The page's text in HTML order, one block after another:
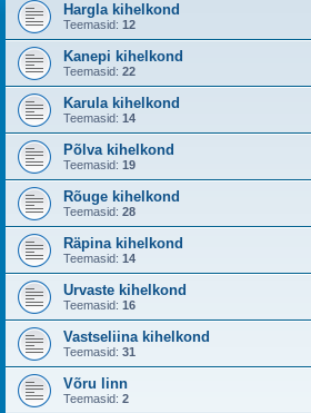
Hargla kihelkond
Teemasid: 12
Kanepi kihelkond
Teemasid: 22
Karula kihelkond
Teemasid: 14
Põlva kihelkond
Teemasid: 19
Rõuge kihelkond
Teemasid: 28
Räpina kihelkond
Teemasid: 14
Urvaste kihelkond
Teemasid: 16
Vastseliina kihelkond
Teemasid: 31
Võru linn
Teemasid: 2